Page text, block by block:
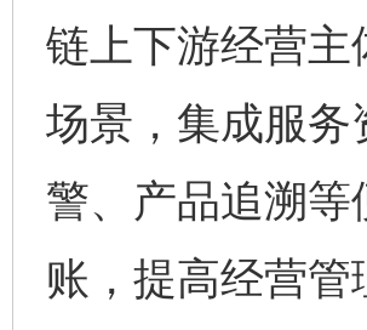
链上下游经营主
场景，集成服
警、产品追溯
账，提高经营